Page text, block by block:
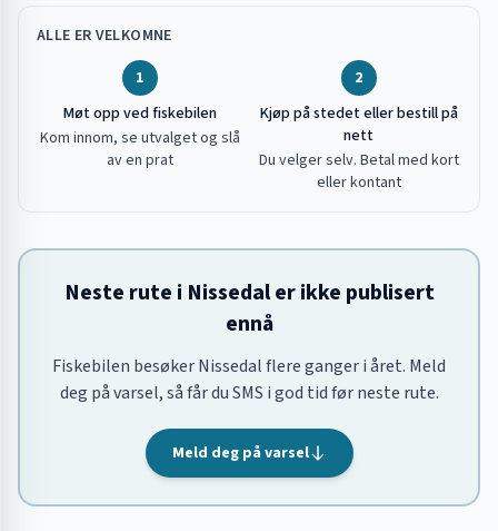
ALLE ER VELKOMNE
1
Møt opp ved fiskebilen
Kom innom, se utvalget og slå
av en prat
2
Kjøp på stedet eller bestill på
nett
Du velger selv. Betal med kort
eller kontant
Neste rute i Nissedal er ikke publisert
ennå
Fiskebilen besøker Nissedal flere ganger i året. Meld
deg på varsel, så får du SMS i god tid før neste rute.
Meld deg på varsel